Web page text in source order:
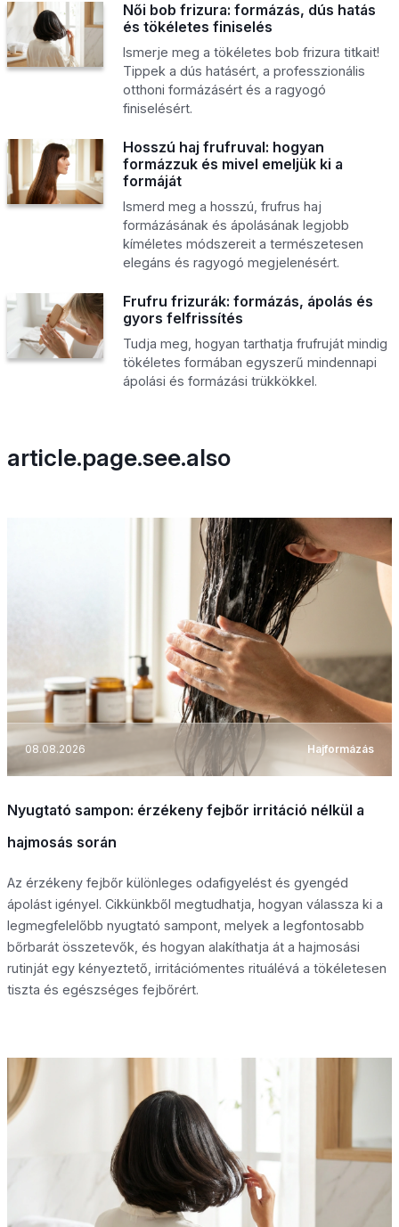
Női bob frizura: formázás, dús hatás
és tökéletes finiselés
Ismerje meg a tökéletes bob frizura titkait!
Tippek a dús hatásért, a professzionális
otthoni formázásért és a ragyogó
finiselésért.
Hosszú haj frufruval: hogyan
formázzuk és mivel emeljük ki a
formáját
Ismerd meg a hosszú, frufrus haj
formázásának és ápolásának legjobb
kíméletes módszereit a természetesen
elegáns és ragyogó megjelenésért.
Frufru frizurák: formázás, ápolás és
gyors felfrissítés
Tudja meg, hogyan tarthatja frufruját mindig
tökéletes formában egyszerű mindennapi
ápolási és formázási trükkökkel.
article.page.see.also
08.08.2026 Hajformázás
Nyugtató sampon: érzékeny fejbőr irritáció nélkül a
hajmosás során
Az érzékeny fejbőr különleges odafigyelést és gyengéd
ápolást igényel. Cikkünkből megtudhatja, hogyan válassza ki a
legmegfelelőbb nyugtató sampont, melyek a legfontosabb
bőrbarát összetevők, és hogyan alakíthatja át a hajmosási
rutinját egy kényeztető, irritációmentes rituálévá a tökéletesen
tiszta és egészséges fejbőrért.